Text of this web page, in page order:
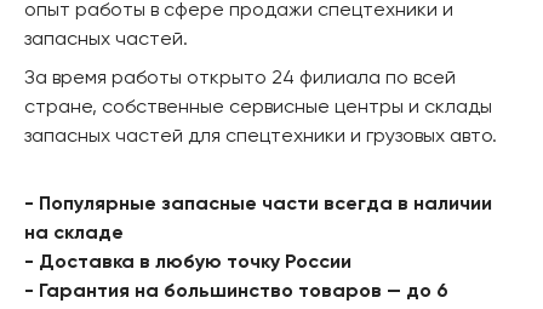
опыт работы в сфере продажи спецтехники и
запасных частей.
За время работы открыто 24 филиала по всей
стране, собственные сервисные центры и склады
запасных частей для спецтехники и грузовых авто.
- Популярные запасные части всегда в наличии
на складе
- Доставка в любую точку России
- Гарантия на большинство товаров — до 6